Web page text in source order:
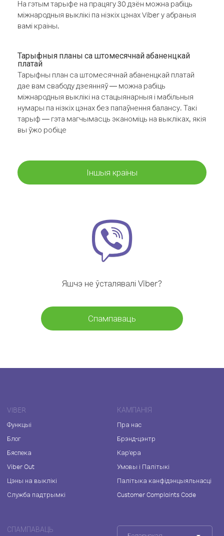
На гэтым тарыфе на працягу 30 дзён можна рабіць
міжнародныя выклікі па нізкіх цэнах Viber у абраныя
вамі краіны.
Тарыфныя планы са штомесячнай абаненцкай
платай
Тарыфны план са штомесячнай абаненцкай платай
дае вам свабоду дзеянняў — можна рабіць
міжнародныя выклікі на стацыянарныя і мабільныя
нумары па нізкіх цэнах без папаўнення балансу. Такі
тарыф — гэта магчымасць эканоміць на выкліках, якія
вы ўжо робіце
Іншыя краіны
Яшчэ не ўсталявалі Viber?
Спампаваць
VIBER
Функцыі
Блог
Бяспека
Viber Out
Цэны на выклікі
Служба падтрымкі
КАМПАНІЯ
Пра нас
Брэнд-цэнтр
Кар'ера
Умовы і Палітыкі
Палітыка канфідэнцыяльнасці
Customer Complaints Code
СПАМПАВАЦЬ